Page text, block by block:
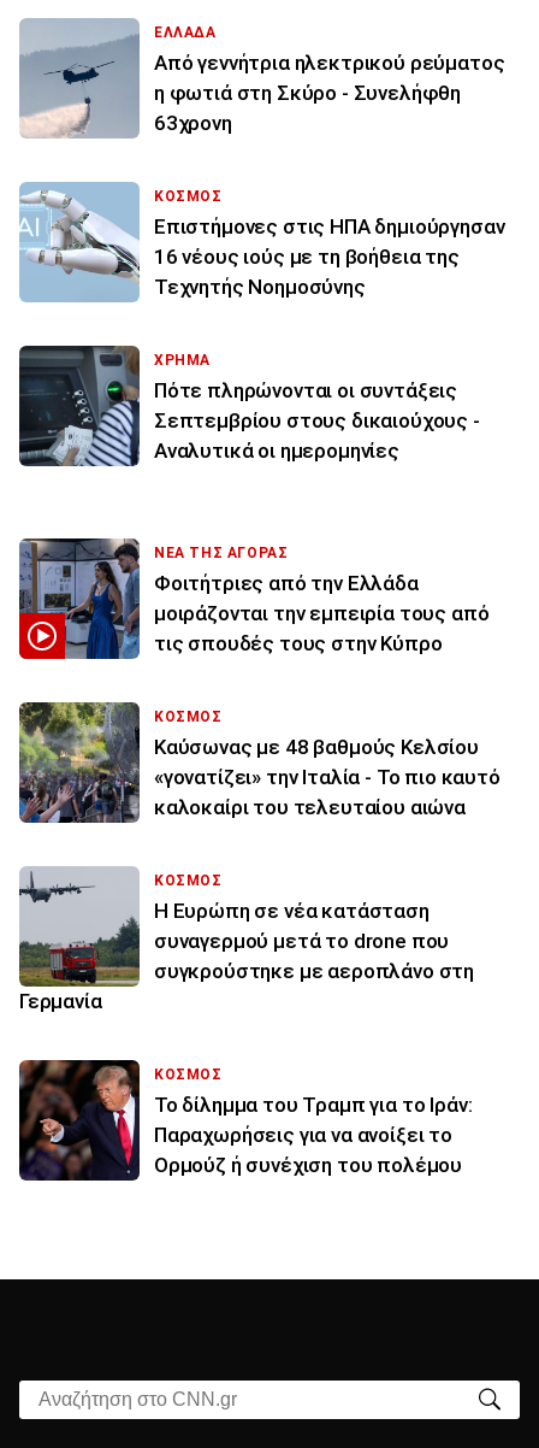
ΕΛΛΑΔΑ
Από γεννήτρια ηλεκτρικού ρεύματος
η φωτιά στη Σκύρο - Συνελήφθη
63χρονη
ΚΟΣΜΟΣ
Επιστήμονες στις ΗΠΑ δημιούργησαν
16 νέους ιούς με τη βοήθεια της
Τεχνητής Νοημοσύνης
ΧΡΗΜΑ
Πότε πληρώνονται οι συντάξεις
Σεπτεμβρίου στους δικαιούχους -
Αναλυτικά οι ημερομηνίες
ΝΕΑ ΤΗΣ ΑΓΟΡΑΣ
Φοιτήτριες από την Ελλάδα
μοιράζονται την εμπειρία τους από
τις σπουδές τους στην Κύπρο
ΚΟΣΜΟΣ
Καύσωνας με 48 βαθμούς Κελσίου
«γονατίζει» την Ιταλία - Το πιο καυτό
καλοκαίρι του τελευταίου αιώνα
ΚΟΣΜΟΣ
Η Ευρώπη σε νέα κατάσταση
συναγερμού μετά το drone που
συγκρούστηκε με αεροπλάνο στη
Γερμανία
ΚΟΣΜΟΣ
Το δίλημμα του Τραμπ για το Ιράν:
Παραχωρήσεις για να ανοίξει το
Ορμούζ ή συνέχιση του πολέμου
Αναζήτηση στο CNN.gr